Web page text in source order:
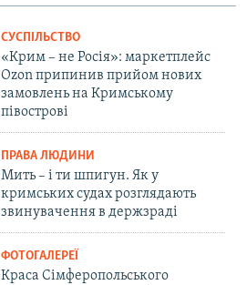
СУСПІЛЬСТВО
«Крим – не Росія»: маркетплейс
Ozon припинив прийом нових
замовлень на Кримському
півострові
ПРАВА ЛЮДИНИ
Мить – і ти шпигун. Як у
кримських судах розглядають
звинувачення в держзраді
ФОТОГАЛЕРЕЇ
Краса Сімферопольського